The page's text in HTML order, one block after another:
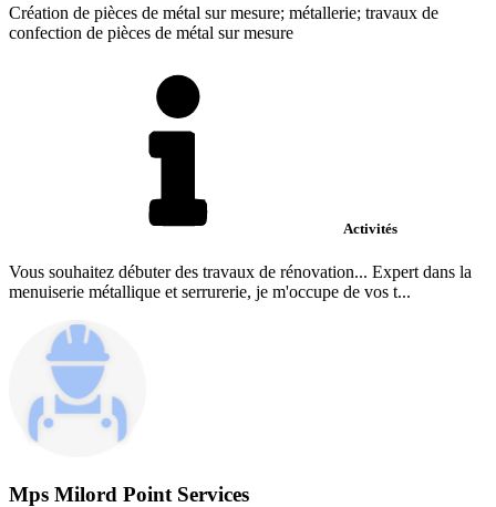
Création de pièces de métal sur mesure; métallerie; travaux de
confection de pièces de métal sur mesure
Activités
Vous souhaitez débuter des travaux de rénovation... Expert dans la
menuiserie métallique et serrurerie, je m'occupe de vos t...
Mps Milord Point Services